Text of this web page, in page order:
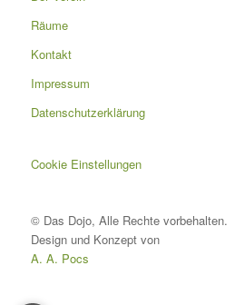
Räume
Kontakt
Impressum
Datenschutzerklärung
Cookie Einstellungen
© Das Dojo, Alle Rechte vorbehalten.
Design und Konzept von
A. A. Pocs